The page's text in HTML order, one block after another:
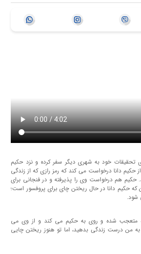
تحقیقات خود به شهری دیگر سفر کرده و نزد حکیم
حکیم دانا درخواست می کند که رمز رازی که از زندگی
حکیم هم درخواست وی را پذیرفته و در فنجانی برای
حکیم دانا در حال ریختن چای برای پروفسور است؛
شود.
متعجب شده و روی به حکیم می کند و از وی می
من درست زندگی بدهید، اما تو هنوز ریختن چایی